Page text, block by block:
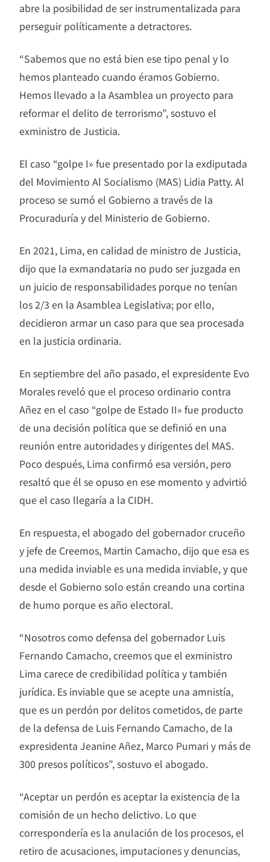
abre la posibilidad de ser instrumentalizada para
perseguir políticamente a detractores.
“Sabemos que no está bien ese tipo penal y lo
hemos planteado cuando éramos Gobierno.
Hemos llevado a la Asamblea un proyecto para
reformar el delito de terrorismo”, sostuvo el
exministro de Justicia.
El caso “golpe I» fue presentado por la exdiputada
del Movimiento Al Socialismo (MAS) Lidia Patty. Al
proceso se sumó el Gobierno a través de la
Procuraduría y del Ministerio de Gobierno.
En 2021, Lima, en calidad de ministro de Justicia,
dijo que la exmandataria no pudo ser juzgada en
un juicio de responsabilidades porque no tenían
los 2/3 en la Asamblea Legislativa; por ello,
decidieron armar un caso para que sea procesada
en la justicia ordinaria.
En septiembre del año pasado, el expresidente Evo
Morales reveló que el proceso ordinario contra
Añez en el caso “golpe de Estado II» fue producto
de una decisión política que se definió en una
reunión entre autoridades y dirigentes del MAS.
Poco después, Lima confirmó esa versión, pero
resaltó que él se opuso en ese momento y advirtió
que el caso llegaría a la CIDH.
En respuesta, el abogado del gobernador cruceño
y jefe de Creemos, Martin Camacho, dijo que esa es
una medida inviable es una medida inviable, y que
desde el Gobierno solo están creando una cortina
de humo porque es año electoral.
“Nosotros como defensa del gobernador Luis
Fernando Camacho, creemos que el exministro
Lima carece de credibilidad política y también
jurídica. Es inviable que se acepte una amnistía,
que es un perdón por delitos cometidos, de parte
de la defensa de Luis Fernando Camacho, de la
expresidenta Jeanine Añez, Marco Pumari y más de
300 presos políticos”, sostuvo el abogado.
“Aceptar un perdón es aceptar la existencia de la
comisión de un hecho delictivo. Lo que
correspondería es la anulación de los procesos, el
retiro de acusaciones, imputaciones y denuncias,